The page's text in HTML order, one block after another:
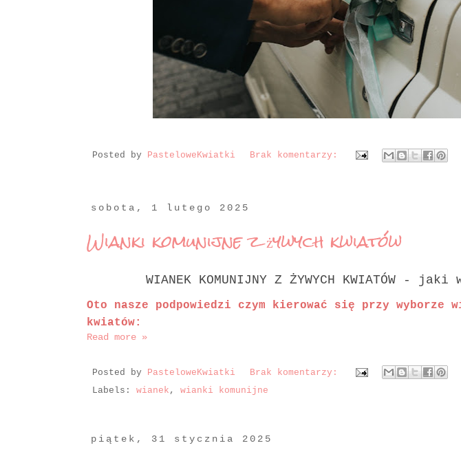
Posted by PasteloweKwiatki Brak komentarzy:
sobota, 1 lutego 2025
Wianki komunijne z żywych kwiatów
WIANEK KOMUNIJNY Z ŻYWYCH KWIATÓW - jaki
Oto nasze podpowiedzi czym kierować się przy wyborze
kwiatów:
Read more »
Posted by PasteloweKwiatki
Brak komentarzy:
Labels: wianek , wianki komunijne
piątek, 31 stycznia 2025